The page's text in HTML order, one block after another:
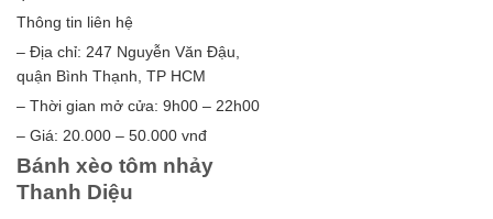
Thông tin liên hệ
– Địa chỉ: 247 Nguyễn Văn Đậu,
quận Bình Thạnh, TP HCM
– Thời gian mở cửa: 9h00 – 22h00
– Giá: 20.000 – 50.000 vnđ
Bánh xèo tôm nhảy
Thanh Diệu